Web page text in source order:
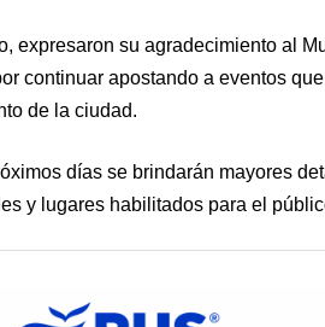
expresaron su agradecimiento al
continuar apostando a eventos
de la ciudad.
días se brindarán mayores
y lugares habilitados para el